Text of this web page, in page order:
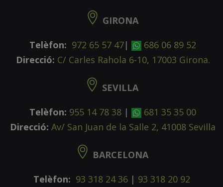
GIRONA
Telèfon: 972 65 57 47|
686 06 89 52
Direcció: C/ Carles Rahola 6-10, 17003 Girona.
SEVILLA
Telèfon: 955 14 78 38 |
681 35 35 00
Direcció: Av/ San Juan de la Salle 2, 41008 Sevilla
BARCELONA
Telèfon: 93 318 24 36| 93 318 20 92